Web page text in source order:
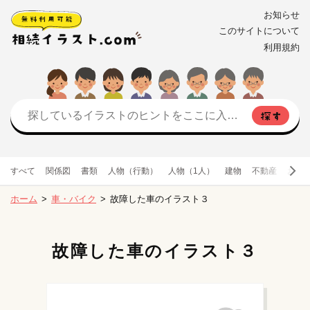
お知らせ
このサイトについて
利用規約
すべて 関係図 書類 人物（行動） 人物（1人） 建物 不動産 お金
ホーム 車・バイク 故障した車のイラスト３
故障した車のイラスト３